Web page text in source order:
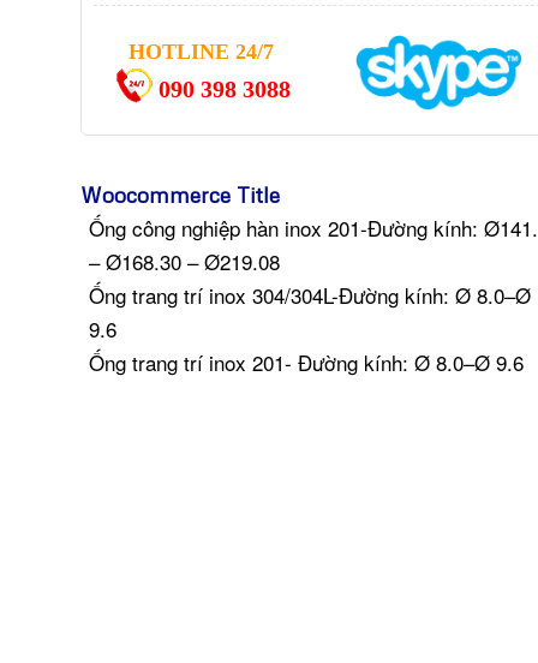
HOTLINE 24/7
090 398 3088
Woocommerce Title
Ống công nghiệp hàn inox 201-Đường kính:
– Ø168.30 – Ø219.08
Ống trang trí inox 304/304L-Đường kính: Ø 8.0–Ø
9.6
Ống trang trí inox 201- Đường kính: Ø 8.0–Ø 9.6